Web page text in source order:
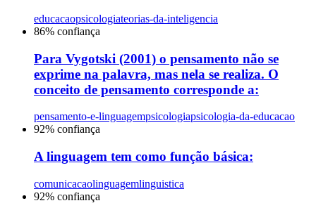
educacaopsicologiateorias-da-inteligencia
86% confiança
Para Vygotski (2001) o pensamento não se
exprime na palavra, mas nela se realiza. O
conceito de pensamento corresponde a:
pensamento-e-linguagempsicologiapsicologia-da-educacao
92% confiança
A linguagem tem como função básica:
comunicacaolinguagemlinguistica
92% confiança